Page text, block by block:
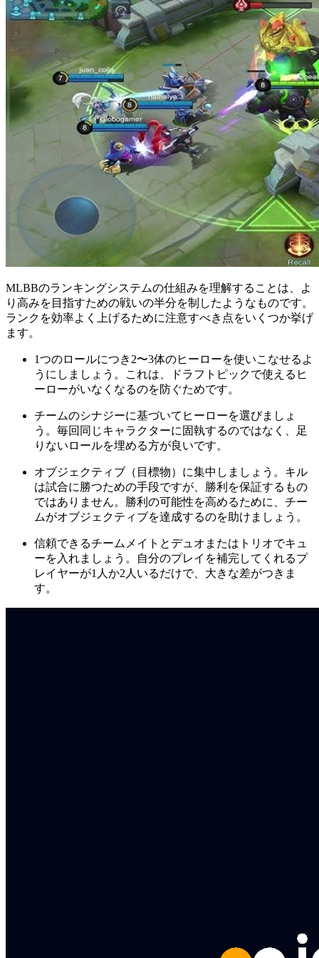
MLBBのランキングシステムの仕組みを理解することは、よ
り高みを目指すための戦いの半分を制したようなものです。
ランクを効率よく上げるために注意すべき点をいくつか挙げ
ます。
1つのロールにつき2〜3体のヒーローを使いこなせるよ
うにしましょう。これは、ドラフトピックで使えるヒ
ーローがいなくなるのを防ぐためです。
チームのシナジーに基づいてヒーローを選びましょ
う。毎回同じキャラクターに固執するのではなく、足
りないロールを埋める方が良いです。
オブジェクティブ（目標物）に集中しましょう。キル
は試合に勝つための手段ですが、勝利を保証するもの
ではありません。勝利の可能性を高めるために、チー
ムがオブジェクティブを達成するのを助けましょう。
信頼できるチームメイトとデュオまたはトリオでキュ
ーを入れましょう。自分のプレイを補完してくれるプ
レイヤーが1人か2人いるだけで、大きな差がつきま
す。